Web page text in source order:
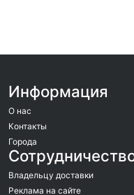
Информация
О нас
Контакты
Города
Владельцу доставки
Реклама на сайте